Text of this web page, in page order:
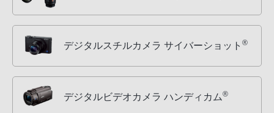
デジタルスチルカメラ サイバーショット ®
デジタルビデオカメラ ハンディカム®